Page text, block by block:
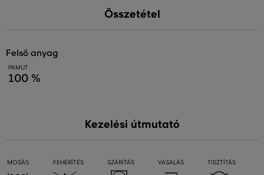
Összetétel
felső anyag
PAMUT
100 %
Kezelési útmutató
MOSÁS FEHÉRÍTÉS SZÁRÍTÁS VASALÁS TISZTÍTÁS